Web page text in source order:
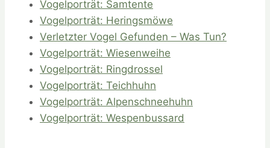
Vogelporträt: Samtente
Vogelporträt: Heringsmöwe
Verletzter Vogel Gefunden – Was Tun?
Vogelporträt: Wiesenweihe
Vogelporträt: Ringdrossel
Vogelporträt: Teichhuhn
Vogelporträt: Alpenschneehuhn
Vogelporträt: Wespenbussard